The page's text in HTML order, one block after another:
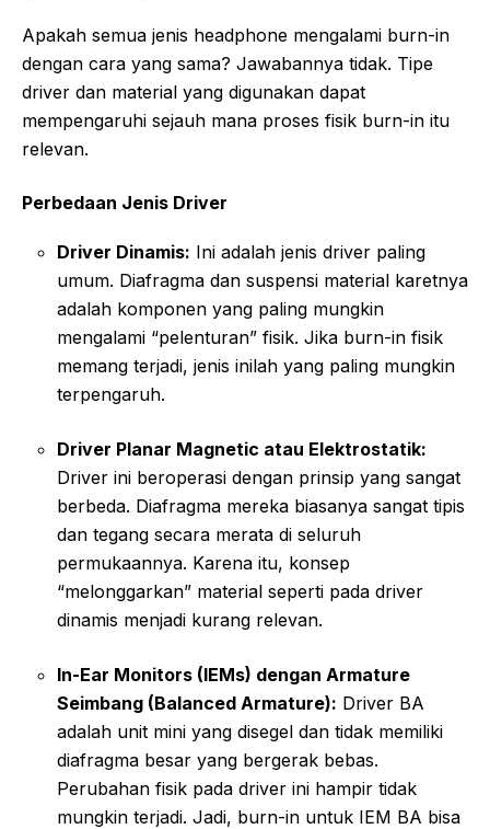
Apakah semua jenis headphone mengalami burn-in
dengan cara yang sama? Jawabannya tidak. Tipe
driver dan material yang digunakan dapat
mempengaruhi sejauh mana proses fisik burn-in itu
relevan.
Perbedaan Jenis Driver
Driver Dinamis: Ini adalah jenis driver paling
umum. Diafragma dan suspensi material karetnya
adalah komponen yang paling mungkin
mengalami “pelenturan” fisik. Jika burn-in fisik
memang terjadi, jenis inilah yang paling mungkin
terpengaruh.
Driver Planar Magnetic atau Elektrostatik:
Driver ini beroperasi dengan prinsip yang sangat
berbeda. Diafragma mereka biasanya sangat tipis
dan tegang secara merata di seluruh
permukaannya. Karena itu, konsep
“melonggarkan” material seperti pada driver
dinamis menjadi kurang relevan.
In-Ear Monitors (IEMs) dengan Armature
Seimbang (Balanced Armature): Driver BA
adalah unit mini yang disegel dan tidak memiliki
diafragma besar yang bergerak bebas.
Perubahan fisik pada driver ini hampir tidak
mungkin terjadi. Jadi, burn-in untuk IEM BA bisa